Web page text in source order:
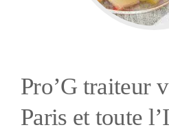
Pro’G traiteur
Paris et toute